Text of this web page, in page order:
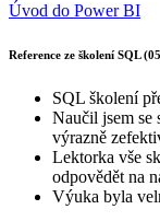
Úvod do Power BI
Reference ze školení SQL
SQL školení
Naučil jsem se
výrazně
Lektorka vše
odpovědět na
Výuka byla